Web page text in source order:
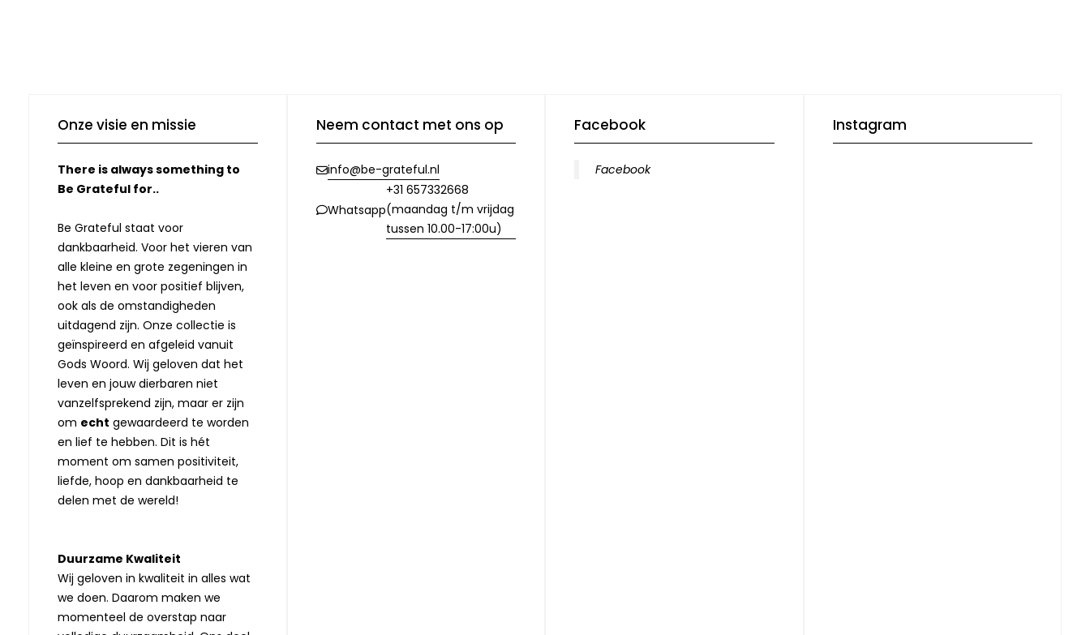
Onze visie en missie
There is always something to
Be Grateful for..
Be Grateful staat voor
dankbaarheid. Voor het vieren van
alle kleine en grote zegeningen in
het leven en voor positief blijven,
ook als de omstandigheden
uitdagend zijn. Onze collectie is
geïnspireerd en afgeleid vanuit
Gods Woord. Wij geloven dat het
leven en jouw dierbaren niet
vanzelfsprekend zijn, maar er zijn
om echt gewaardeerd te worden
en lief te hebben. Dit is hét
moment om samen positiviteit,
liefde, hoop en dankbaarheid te
delen met de wereld!
Duurzame Kwaliteit
Wij geloven in kwaliteit in alles wat
we doen. Daarom maken we
momenteel de overstap naar
Neem contact met ons op
info@be-grateful.nl
Whatsapp
+31 657332668
(maandag t/m vrijdag
tussen 10.00-17:00u)
Facebook
Facebook
Instagram